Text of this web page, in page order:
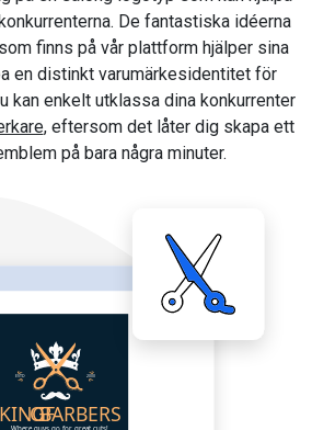
De fantastiska idéerna
finns på vår plattform hjälper sina
en distinkt varumärkesidentitet för
kan enkelt utklassa dina konkurrenter
, eftersom det låter dig skapa ett
på bara några minuter.